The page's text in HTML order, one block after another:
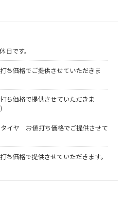
です。
ち価格でご提供させていただきま
ち価格で提供させていただきま
イヤ お値打ち価格でご提供させて
価格で提供させていただきます。